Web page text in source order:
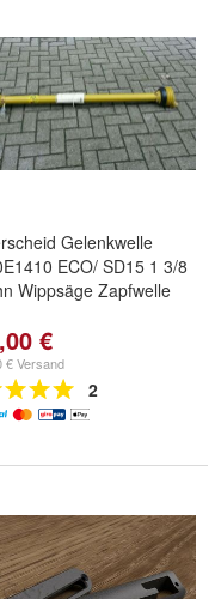
Gelenkwelle
ECO/ SD15 1 3/8
Wippsäge Zapfwelle
€
€ Versand
2